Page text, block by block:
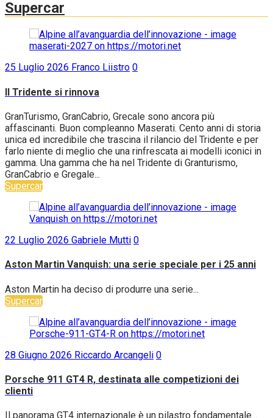
Supercar
25 Luglio 2026Franco Liistro
Il Tridente si rinnova
GranTurismo, GranCabrio, Grecale sono ancora più
affascinanti. Buon compleanno Maserati. Cento anni di storia
unica ed incredibile che trascina il rilancio del Tridente e per
farlo niente di meglio che una rinfrescata ai modelli iconici in
gamma. Una gamma che ha nel Tridente di Granturismo,
GranCabrio e Gregale...
Supercar
22 Luglio 2026Gabriele Mutti 0
Aston Martin Vanquish: una serie speciale per i 25 anni
Aston Martin ha deciso di produrre una serie...
Supercar
28 Giugno 2026Riccardo Arcangeli 0
clienti